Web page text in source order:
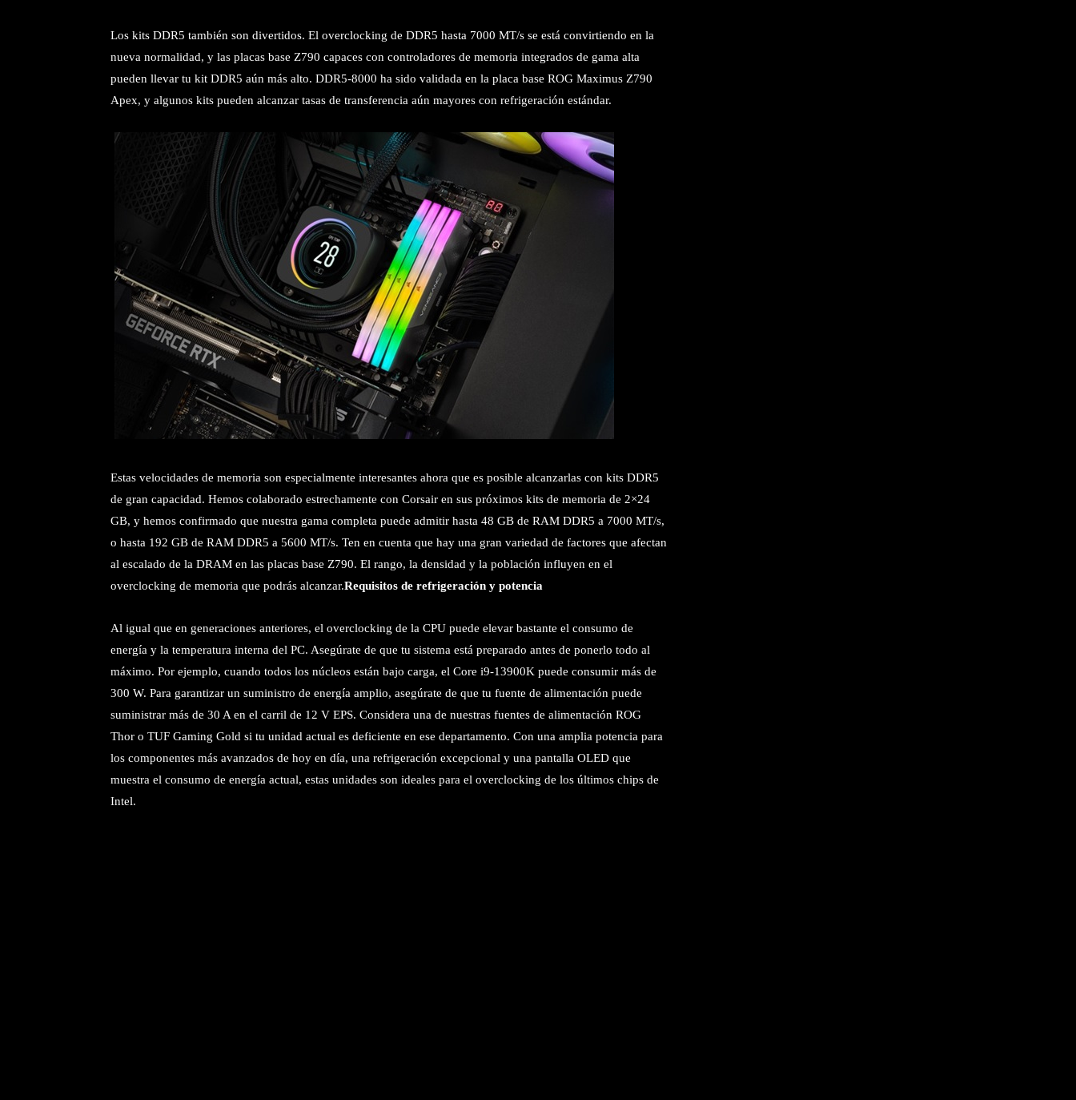
Los kits DDR5 también son divertidos. El overclocking de DDR5 hasta 7000 MT/s se está convirtiendo en la
nueva normalidad, y las placas base Z790 capaces con controladores de memoria integrados de gama alta
pueden llevar tu kit DDR5 aún más alto. DDR5-8000 ha sido validada en la placa base ROG Maximus Z790
Apex, y algunos kits pueden alcanzar tasas de transferencia aún mayores con refrigeración estándar.
Estas velocidades de memoria son especialmente interesantes ahora que es posible alcanzarlas con kits DDR5
de gran capacidad. Hemos colaborado estrechamente con Corsair en sus próximos kits de memoria de 2×24
GB, y hemos confirmado que nuestra gama completa puede admitir hasta 48 GB de RAM DDR5 a 7000 MT/s,
o hasta 192 GB de RAM DDR5 a 5600 MT/s. Ten en cuenta que hay una gran variedad de factores que afectan
al escalado de la DRAM en las placas base Z790. El rango, la densidad y la población influyen en el
overclocking de memoria que podrás alcanzar.Requisitos de refrigeración y potencia
Al igual que en generaciones anteriores, el overclocking de la CPU puede elevar bastante el consumo de
energía y la temperatura interna del PC. Asegúrate de que tu sistema está preparado antes de ponerlo todo al
máximo. Por ejemplo, cuando todos los núcleos están bajo carga, el Core i9-13900K puede consumir más de
300 W. Para garantizar un suministro de energía amplio, asegúrate de que tu fuente de alimentación puede
suministrar más de 30 A en el carril de 12 V EPS. Considera una de nuestras fuentes de alimentación ROG
Thor o TUF Gaming Gold si tu unidad actual es deficiente en ese departamento. Con una amplia potencia para
los componentes más avanzados de hoy en día, una refrigeración excepcional y una pantalla OLED que
muestra el consumo de energía actual, estas unidades son ideales para el overclocking de los últimos chips de
Intel.